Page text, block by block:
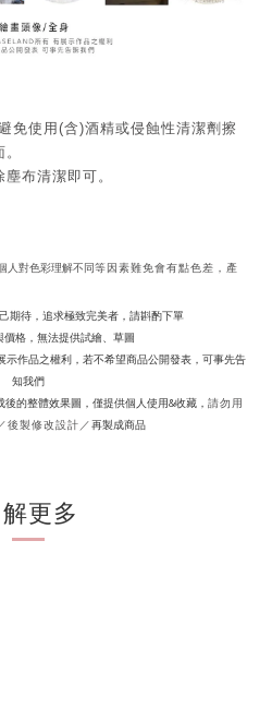
免使用(含)酒精或侵蝕性清潔劑擦
布清潔即可。
人對色彩理解不同等因素難免會有點色差，產
期待，追求極致完美者，請斟酌下單
價格，無法提供試繪、草圖
作品之權利，若不希望商品公開發表，可事先告
知我們
後的整體效果圖，僅提供個人使用&收藏， 請勿用
後製修改設計／再製成商品
更多